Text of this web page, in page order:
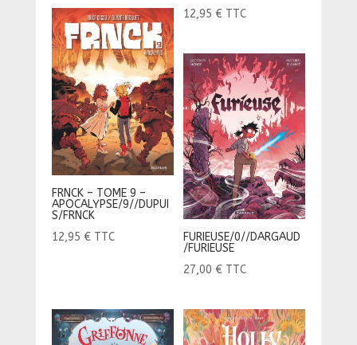
12,95 € TTC
FRNCK – TOME 9 –
APOCALYPSE/9//DUPUI
S/FRNCK
12,95 € TTC
FURIEUSE/0//DARGAUD
/FURIEUSE
27,00 € TTC